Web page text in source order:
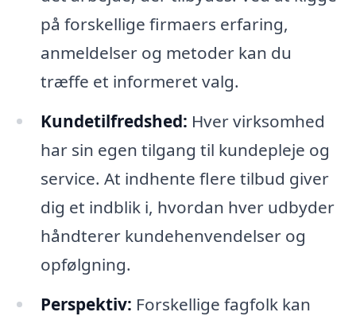
på forskellige firmaers erfaring,
anmeldelser og metoder kan du
træffe et informeret valg.
Kundetilfredshed: Hver virksomhed
har sin egen tilgang til kundepleje og
service. At indhente flere tilbud giver
dig et indblik i, hvordan hver udbyder
håndterer kundehenvendelser og
opfølgning.
Perspektiv: Forskellige fagfolk kan